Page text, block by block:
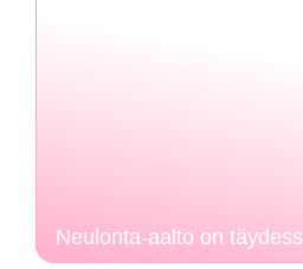
Neulonta-aalto on